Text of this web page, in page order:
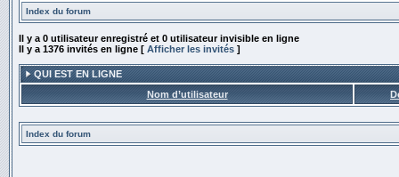
Index du forum
Il y a 0 utilisateur enregistré et 0 utilisateur invisible en ligne
Il y a 1376 invités en ligne [ Afficher les invités ]
QUI EST EN LIGNE
Nom d’utilisateur
Index du forum